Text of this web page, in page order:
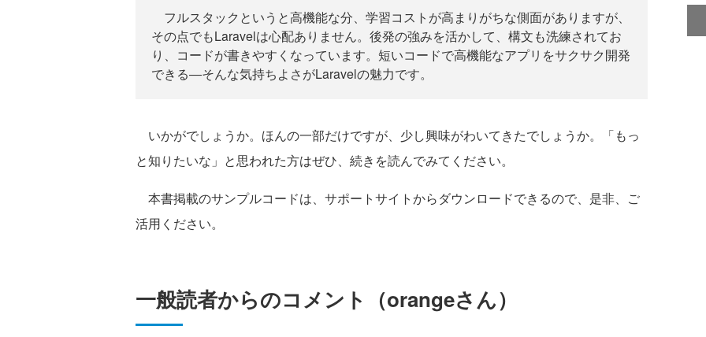
フルスタックというと高機能な分、学習コストが高まりがちな側面がありますが、
その点でもLaravelは心配ありません。後発の強みを活かして、構文も洗練されてお
り、コードが書きやすくなっています。短いコードで高機能なアプリをサクサク開発
できる―そんな気持ちよさがLaravelの魅力です。
いかがでしょうか。ほんの一部だけですが、少し興味がわいてきたでしょうか。「もっ
と知りたいな」と思われた方はぜひ、続きを読んでみてください。
本書掲載のサンプルコードは、サポートサイトからダウンロードできるので、是非、ご
活用ください。
一般読者からのコメント（orangeさん）